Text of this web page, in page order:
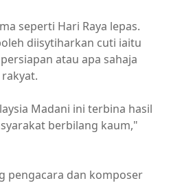
seperti Hari Raya lepas.
diisytiharkan cuti iaitu
atau apa sahaja
Madani ini terbina hasil
berbilang kaum,"
pengacara dan komposer